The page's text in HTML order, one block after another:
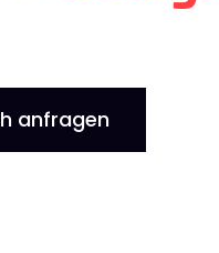
anfragen